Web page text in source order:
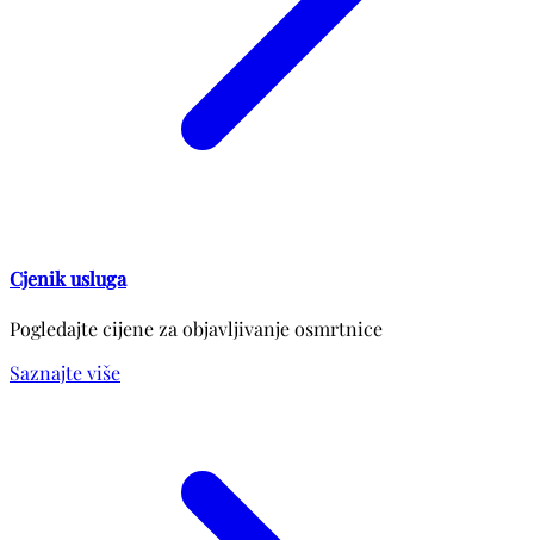
Cjenik usluga
Pogledajte cijene za objavljivanje osmrtnice
Saznajte više